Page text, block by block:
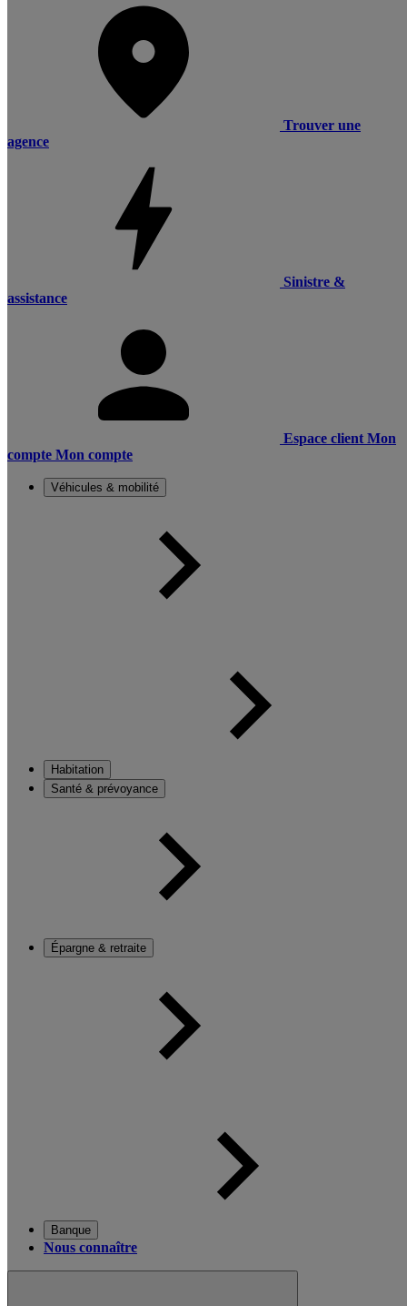
Trouver une
agence
Sinistre &
assistance
Espace client Mon
compte Mon compte
Véhicules & mobilité
Habitation
Santé & prévoyance
Épargne & retraite
Banque
Nous connaître